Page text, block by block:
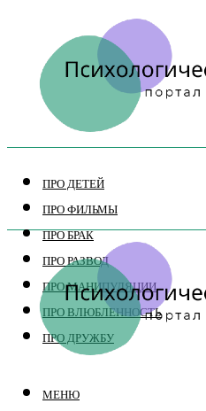
ПРО ДЕТЕЙ
ПРО ФИЛЬМЫ
ПРО БРАК
ПРО РАЗВОД
ПРО МАНИПУЛЯЦИИ
ПРО ВЛЮБЛЕННОСТЬ
ПРО ДРУЖБУ
МЕНЮ